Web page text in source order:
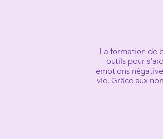
La formation de
outils pour
émotions
vie. Grâce aux